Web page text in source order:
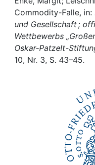
Institutions
Awards
My FIS
Commodity-Falle, in:
und Gesellschaft ;
Wettbewerbs
Oskar-Patzelt-
10, Nr. 3, S. 43–45.